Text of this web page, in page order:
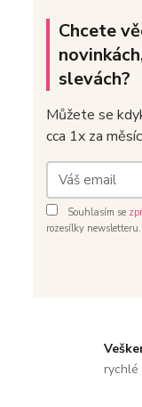
Chcete
slevách?
Můžete se
cca 1x za
Souhlasím se
rozesílky newsletteru.